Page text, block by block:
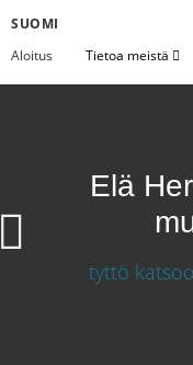
SUOMI
Aloitus
Tietoa meistä
Elä